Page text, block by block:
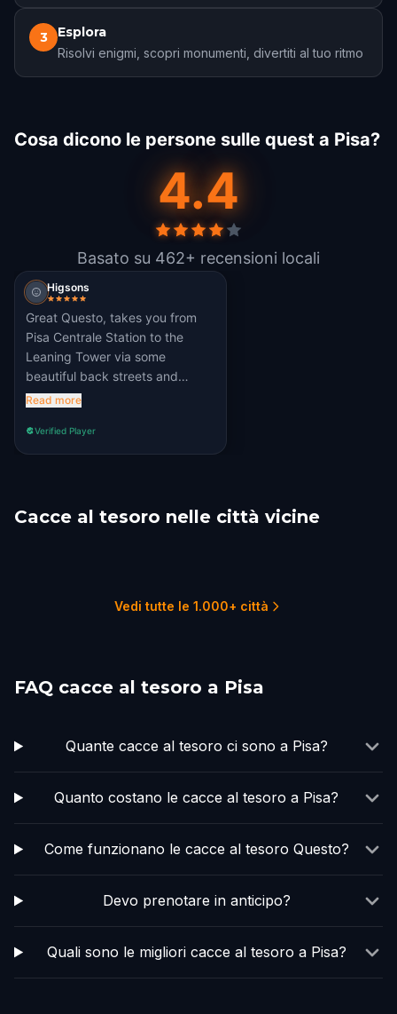
3 Esplora
Risolvi enigmi, scopri monumenti, divertiti al tuo ritmo
Cosa dicono le persone sulle quest a Pisa?
4.4
Basato su 462+ recensioni locali
Higsons
Great Questo, takes you from
Pisa Centrale Station to the
Leaning Tower via some
beautiful back streets and
Piazzas. Tricky clues, but all
Read more
Verified Player
Cacce al tesoro nelle città vicine
Vedi tutte le 1.000+ città
FAQ cacce al tesoro a Pisa
Quante cacce al tesoro ci sono a Pisa?
Quanto costano le cacce al tesoro a Pisa?
Come funzionano le cacce al tesoro Questo?
Devo prenotare in anticipo?
Quali sono le migliori cacce al tesoro a Pisa?